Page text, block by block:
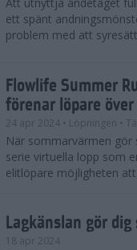
Att utnyttja andetaget
ett spänt
problem med att
Flowlife Summer
förenar löpare
24 apr 2024 • Löpningen •
När sommarvärmen gör
serie virtuella lopp som
elitlöpare möjligheten
Lagkänslan gör
18 apr 2024